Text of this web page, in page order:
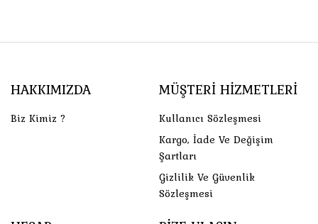
HAKKIMIZDA
Biz Kimiz ?
MÜŞTERI HIZMETLERI
Kullanıcı Sözleşmesi
Kargo, İade Ve Değişim
Şartları
Gizlilik Ve Güvenlik
Sözleşmesi